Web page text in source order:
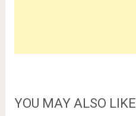
YOU MAY ALSO LIKE